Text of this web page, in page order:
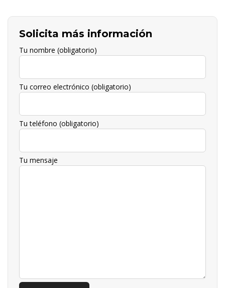
Solicita más información
Tu nombre (obligatorio)
Tu correo electrónico (obligatorio)
Tu teléfono (obligatorio)
Tu mensaje